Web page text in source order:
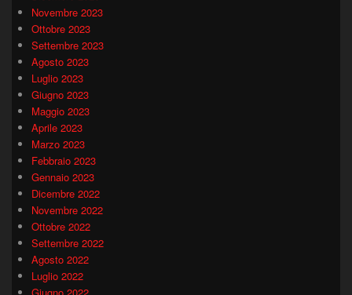
Novembre 2023
Ottobre 2023
Settembre 2023
Agosto 2023
Luglio 2023
Giugno 2023
Maggio 2023
Aprile 2023
Marzo 2023
Febbraio 2023
Gennaio 2023
Dicembre 2022
Novembre 2022
Ottobre 2022
Settembre 2022
Agosto 2022
Luglio 2022